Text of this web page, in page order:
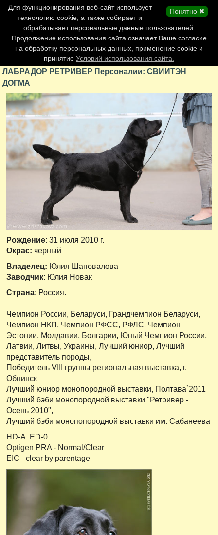
Главная страница
Обновления сайта
Контакты
Персоналии
Форум
ЛАБРАДОР РЕТРИВЕР Персоналии: СВИИТЭН
ДОГМА
Рождение: 31 июля 2010 г.
Окрас: черный
Владелец: Юлия Шаповалова
Заводчик: Юлия Новак
Страна: Россия.
Чемпион России, Беларуси, Грандчемпион Беларуси,
Чемпион НКП, Чемпион РФСС, РФЛС, Чемпион
Эстонии, Молдавии, Болгарии, Юный Чемпион России,
Латвии, Литвы, Украины, Лучший юниор, Лучший
представитель породы,
Победитель VIII группы региональная выставка, г.
Обнинск
Лучший юниор монопородной выставки, Полтава`2011
Лучший бэби монопородной выставки "Ретривер -
Осень 2010",
Лучший бэби монопопородной выставки им. Сабанеева
HD-A, ED-0
Optigen PRA - Normal/Clear
EIC - clear by parentage
Понятно ✖
Для функционирования веб-сайт использует
технологию cookie, а также собирает и
обрабатывает персональные данные пользователей.
Продолжение использования сайта означает Ваше согласие
на обработку персональных данных, применение cookie и
принятие Условий использования сайта.